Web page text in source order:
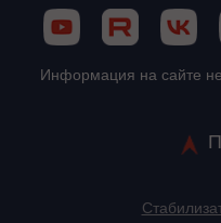
Информация на сайте